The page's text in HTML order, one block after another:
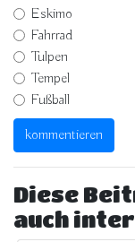
Eskimo
Fahrrad
Tulpen
Tempel
Fußball
Diese
auch